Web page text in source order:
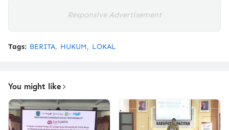
Responsive Advertisement
Tags: BERITA HUKUM LOKAL
You might like